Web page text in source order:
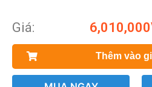
Giá: 6,010,000
Thêm vào